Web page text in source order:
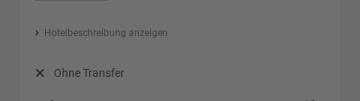
Hotelbeschreibung anzeigen
Ohne Transfer